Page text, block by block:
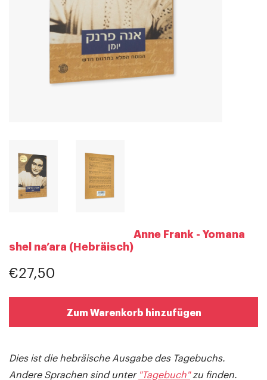
Anne Frank - Yomana
shel na’ara (Hebräisch)
€27,50
Zum Warenkorb hinzufügen
Dies ist die hebräische Ausgabe des Tagebuchs.
Andere Sprachen sind unter "Tagebuch"zu finden.